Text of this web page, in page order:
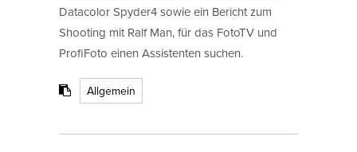
Datacolor Spyder4 sowie ein Bericht zum
Shooting mit Ralf Man, für das FotoTV und
ProfiFoto einen Assistenten suchen.
Allgemein